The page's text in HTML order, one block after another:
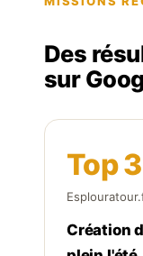
Des
sur
Top 3
Création